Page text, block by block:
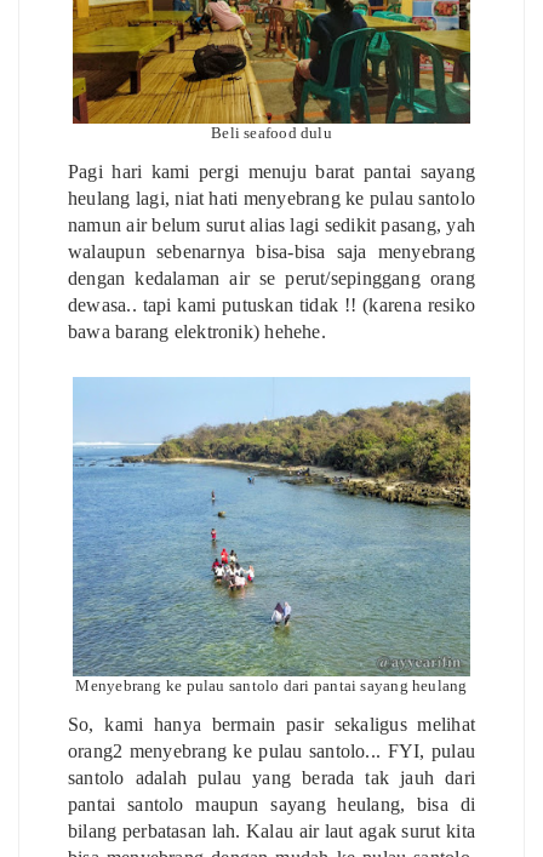
Beli seafood dulu
Pagi hari kami pergi menuju barat pantai sayang
heulang lagi, niat hati menyebrang ke pulau santolo
namun air belum surut alias lagi sedikit pasang, yah
walaupun sebenarnya bisa-bisa saja menyebrang
dengan kedalaman air se perut/sepinggang orang
dewasa.. tapi kami putuskan tidak !! (karena resiko
bawa barang elektronik) hehehe.
Menyebrang ke pulau santolo dari pantai sayang heulang
So, kami hanya bermain pasir sekaligus melihat
orang2 menyebrang ke pulau santolo... FYI, pulau
santolo adalah pulau yang berada tak jauh dari
pantai santolo maupun sayang heulang, bisa di
bilang perbatasan lah. Kalau air laut agak surut kita